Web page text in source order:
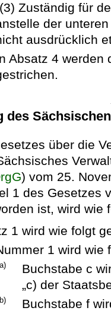
Zuständig für
der
ausdrücklich
Absatz 4 werden
des
über die
) vom 25.
1 des Gesetzes
ist, wird wie
1 wird wie folgt
1 wird wie
Buchstabe c
„c) der
Buchstabe f